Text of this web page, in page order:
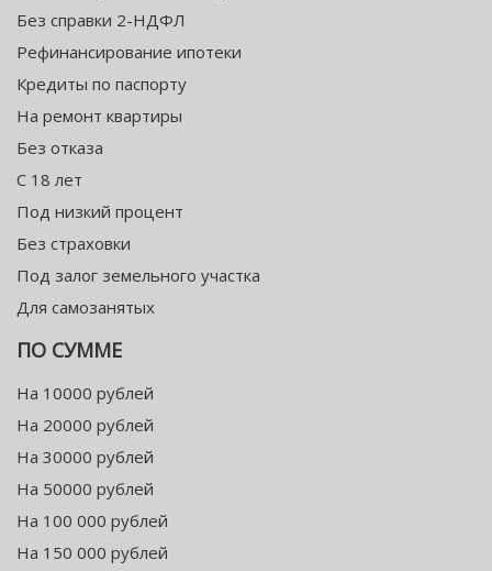
Без справки 2-НДФЛ
Рефинансирование ипотеки
Кредиты по паспорту
На ремонт квартиры
Без отказа
С 18 лет
Под низкий процент
Без страховки
Под залог земельного участка
Для самозанятых
ПО СУММЕ
На 10000 рублей
На 20000 рублей
На 30000 рублей
На 50000 рублей
На 100 000 рублей
На 150 000 рублей